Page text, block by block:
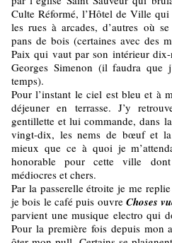
Culte Réformé, l’Hôtel de Ville
les rues à arcades, d’autres où
pans de bois (certaines avec des
Paix qui vaut par son intérieur
Georges Simenon (il faudra que
temps).
Pour l’instant le ciel est bleu et à
déjeuner en terrasse. J’y
gentillette et lui commande, dans
vingt-dix, les nems de bœuf et
mieux que ce à quoi je
honorable pour cette ville
médiocres et chers.
Par la passerelle étroite je me
je bois le café puis ouvre Choses
parvient une musique electro qui
Pour la première fois depuis mon